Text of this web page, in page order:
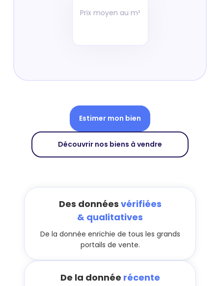
Prix moyen au m²
Estimer mon bien
Découvrir nos biens à vendre
Des données vérifiées
& qualitatives
De la donnée enrichie de tous les grands
portails de vente.
De la donnée récente